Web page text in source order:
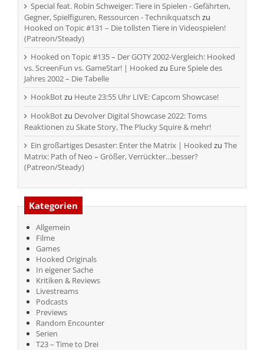
Special feat. Robin Schweiger: Tiere in Spielen - Gefährten,
Gegner, Spielfiguren, Ressourcen - Technikquatsch zu
Hooked on Topic #131 – Die tollsten Tiere in Videospielen!
(Patreon/Steady)
Hooked on Topic #135 – Der GOTY 2002-Vergleich: Hooked
vs. ScreenFun vs. GameStar! | Hooked zu Eure Spiele des
Jahres 2002 – Die Tabelle
HookBotzu Heute 23:55 Uhr LIVE: Capcom Showcase!
HookBotzu Devolver Digital Showcase 2022: Toms
Reaktionen zu Skate Story, The Plucky Squire & mehr!
Ein großartiges Desaster: Enter the Matrix | Hooked zu The
Matrix: Path of Neo – Größer, Verrückter…besser?
(Patreon/Steady)
Kategorien
Allgemein
Filme
Games
Hooked Originals
In eigener Sache
Kritiken & Reviews
Livestreams
Podcasts
Previews
Random Encounter
Serien
T23 – Time to Drei